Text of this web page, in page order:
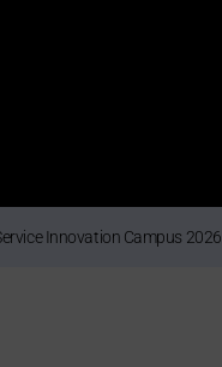
Innovation Campus 2026